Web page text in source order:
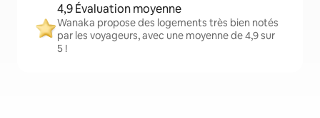
4,9 Évaluation moyenne
Wanaka propose des logements très bien notés
par les voyageurs, avec une moyenne de 4,9 sur
5 !